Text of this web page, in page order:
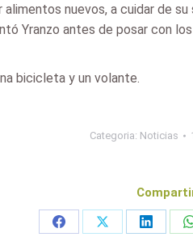
nuevos, a cuidar de
Yranzo antes de posar con
bicicleta y un volante.
Categoria: Noticias
Share
Share
Share